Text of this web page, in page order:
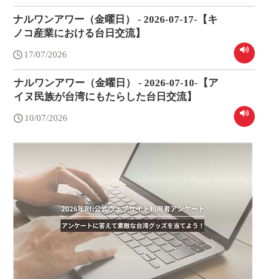
ナルワンアワー（金曜日） - 2026-07-17-【キ
ノコ産業における台日交流】
17/07/2026
ナルワンアワー（金曜日） - 2026-07-10-【ア
イヌ民族が台湾にもたらした台日交流】
10/07/2026